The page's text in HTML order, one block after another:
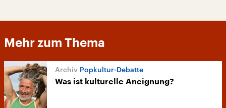
Mehr zum Thema
Popkultur-Debatte
Was ist kulturelle Aneignung?